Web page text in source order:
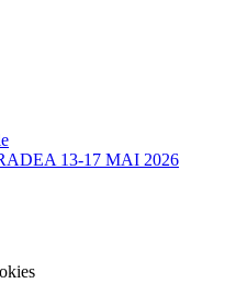
13-17 MAI 2026